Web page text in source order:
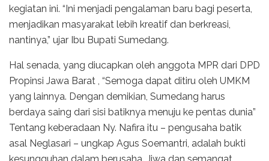
kegiatan ini. “Ini menjadi pengalaman baru bagi peserta,
menjadikan masyarakat lebih kreatif dan berkreasi,
nantinya,” ujar Ibu Bupati Sumedang.
Hal senada, yang diucapkan oleh anggota MPR dari DPD
Propinsi Jawa Barat , “Semoga dapat ditiru oleh UMKM
yang lainnya. Dengan demikian, Sumedang harus
berdaya saing dari sisi batiknya menuju ke pentas dunia”
Tentang keberadaan Ny. Nafira itu – pengusaha batik
asal Neglasari – ungkap Agus Soemantri, adalah bukti